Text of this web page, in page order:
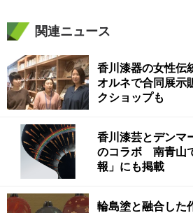
関連ニュース
香川漆器の女性
オルネで合同展
クショップも
香川漆芸とデンマ
のコラボ 南青山
報」にも掲載
輪島塗と融合し